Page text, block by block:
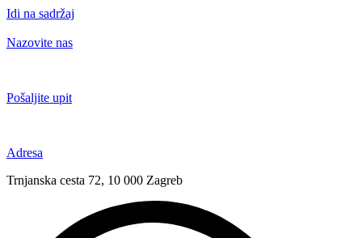
Idi na sadržaj
Nazovite nas
Pošaljite upit
Adresa
Trnjanska cesta 72, 10 000 Zagreb